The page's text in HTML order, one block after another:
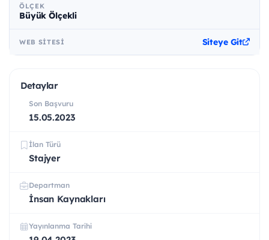
ÖLÇEK
Büyük Ölçekli
WEB SITESI Siteye Git
Detaylar
Son Başvuru
15.05.2023
İlan Türü
Stajyer
Departman
İnsan Kaynakları
Yayınlanma Tarihi